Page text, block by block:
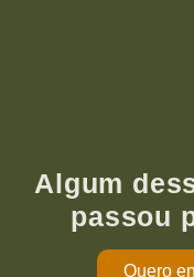
Algum
passou
Quero